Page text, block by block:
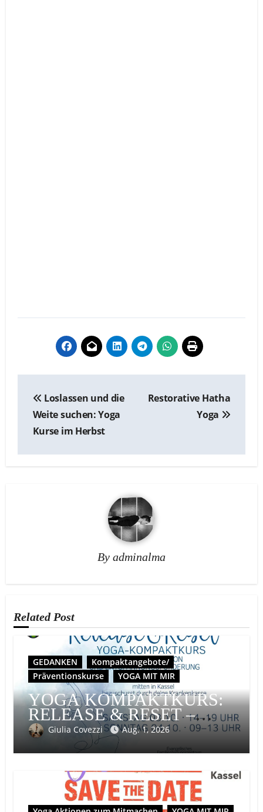
Loslassen und die
Weite suchen: Yoga
Kurse im Herbst
Restorative Hatha
Yoga
By adminalma
Related Post
GEDANKEN
Kompaktangebote/
Präventionskurse
YOGA MIT MIR
YOGA KOMPAKTKURS:
RELEASE & RESET –
EINE EINLADUNG ZUR
SELBSTFÜRSORGE, NUR
FÜR FRAUEN*
Giulia Covezzi Aug. 1, 2026